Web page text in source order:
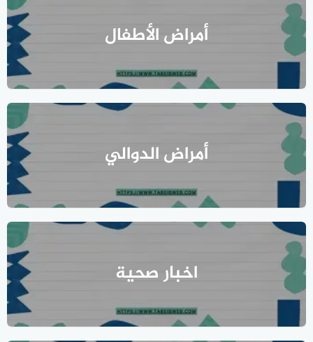
أمراض الأطفال
أمراض الدوالي
اخبار صحية